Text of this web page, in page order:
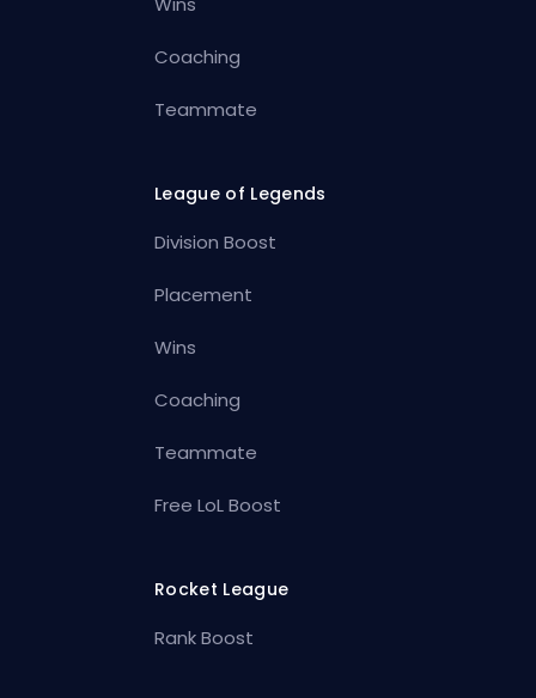
Coaching
Teammate
League of Legends
Division Boost
Placement
Wins
Coaching
Teammate
Free LoL Boost
Rocket League
Rank Boost